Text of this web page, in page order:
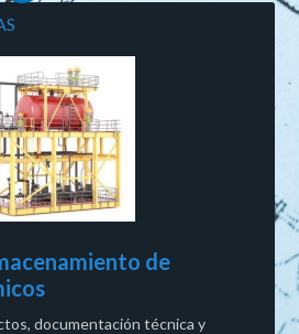
de
documentación técnica y